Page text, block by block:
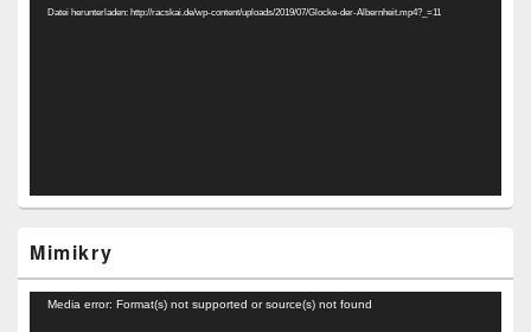
Datei herunterladen: http://racskai.de/wp-content/uploads/2019/07/Glocke-der-Albernheit.mp4?_=11
Mimikry
Video-
Media error: Format(s) not supported or source(s) not found